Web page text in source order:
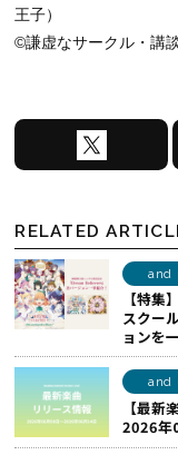
王子）
©謙虚なサークル・講
X
で
ア
す
る
F
a
k
RELATED
and
【特集
スクー
ョンを
and
【最
2026年